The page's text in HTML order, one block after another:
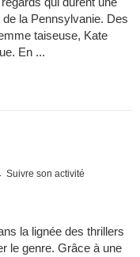
la Pennsylvanie. Des
taiseuse, Kate
En ...
Suivre son activité
la lignée des thrillers
le genre. Grâce à une